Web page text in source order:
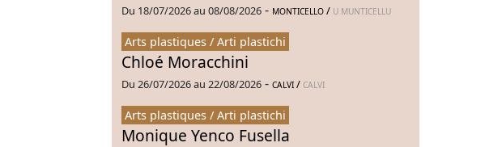
Du 18/07/2026 au 08/08/2026 - MONTICELLO / U MUNTICELLU
Arts plastiques / Arti plastichi
Chloé Moracchini
Du 26/07/2026 au 22/08/2026 - CALVI / CALVI
Arts plastiques / Arti plastichi
Monique Yenco Fusella